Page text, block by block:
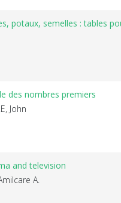
potaux, semelles : tables
des nombres premiers
John
and television
A.